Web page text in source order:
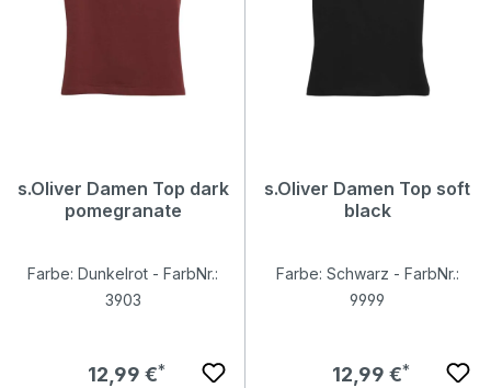
s.Oliver Damen Top dark
pomegranate
Farbe: Dunkelrot - FarbNr.:
3903
Regulärer Preis:
12,99 €
s.Oliver Damen Top soft
black
Farbe: Schwarz - FarbNr.:
9999
Regulärer Preis:
12,99 €